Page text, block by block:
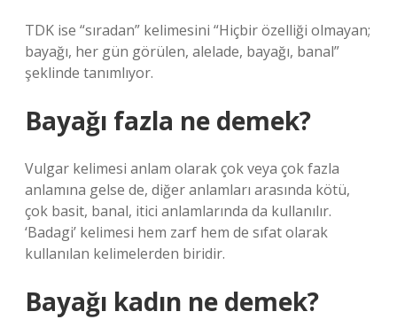
TDK ise “sıradan” kelimesini “Hiçbir özelliği olmayan;
bayağı, her gün görülen, alelade, bayağı, banal”
şeklinde tanımlıyor.
Bayağı fazla ne demek?
Vulgar kelimesi anlam olarak çok veya çok fazla
anlamına gelse de, diğer anlamları arasında kötü,
çok basit, banal, itici anlamlarında da kullanılır.
‘Badagi’ kelimesi hem zarf hem de sıfat olarak
kullanılan kelimelerden biridir.
Bayağı kadın ne demek?